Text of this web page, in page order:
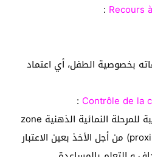
:
بخصوصية الطفل، أي اعتماد
:
الانطلاق من المنطقة القريبة للمرحلة النمائية الذهنية zone
proximale de développement) من أجل الأخذ بعين الاعتبار